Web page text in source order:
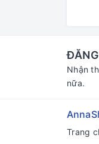
Nhận
nữa.
Trang